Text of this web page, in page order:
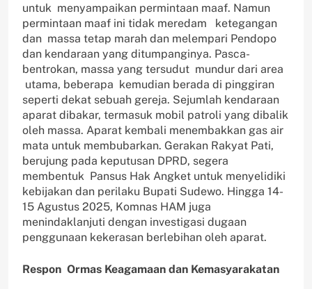
untuk menyampaikan permintaan maaf. Namun
permintaan maaf ini tidak meredam ketegangan
dan massa tetap marah dan melempari Pendopo
dan kendaraan yang ditumpanginya. Pasca-
bentrokan, massa yang tersudut mundur dari area
utama, beberapa kemudian berada di pinggiran
seperti dekat sebuah gereja. Sejumlah kendaraan
aparat dibakar, termasuk mobil patroli yang dibalik
oleh massa. Aparat kembali menembakkan gas air
mata untuk membubarkan. Gerakan Rakyat Pati,
berujung pada keputusan DPRD, segera
membentuk Pansus Hak Angket untuk menyelidiki
kebijakan dan perilaku Bupati Sudewo. Hingga 14-
15 Agustus 2025, Komnas HAM juga
menindaklanjuti dengan investigasi dugaan
penggunaan kekerasan berlebihan oleh aparat.
Respon Ormas Keagamaan dan Kemasyarakatan